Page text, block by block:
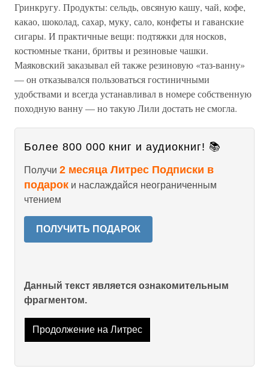
Гринкругу. Продукты: сельдь, овсяную кашу, чай, кофе,
какао, шоколад, сахар, муку, сало, конфеты и гаванские
сигары. И практичные вещи: подтяжки для носков,
костюмные ткани, бритвы и резиновые чашки.
Маяковский заказывал ей также резиновую «таз-ванну»
— он отказывался пользоваться гостиничными
удобствами и всегда устанавливал в номере собственную
походную ванну — но такую Лили достать не смогла.
Более 800 000 книг и аудиокниг! 📚
Получи 2 месяца Литрес Подписки в
подарок и наслаждайся неограниченным
чтением
ПОЛУЧИТЬ ПОДАРОК
Данный текст является ознакомительным
фрагментом.
Продолжение на Литрес